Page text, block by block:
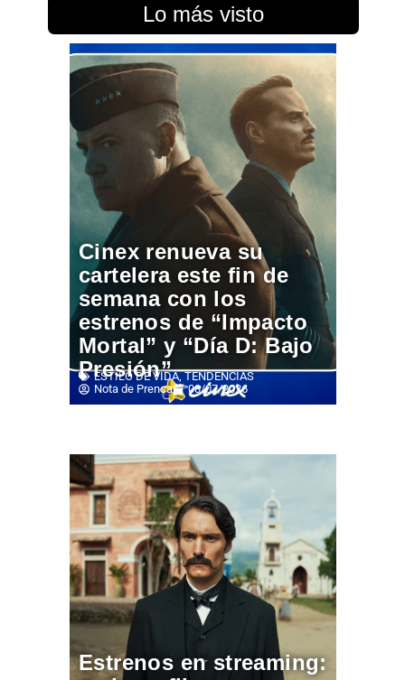
Lo más visto
Cinex renueva su
cartelera este fin de
semana con los
estrenos de “Impacto
Mortal” y “Día D: Bajo
Presión”
ESTILO DE VIDA,TENDENCIAS
Nota de Prensa
08/07/2026
Estrenos en streaming: